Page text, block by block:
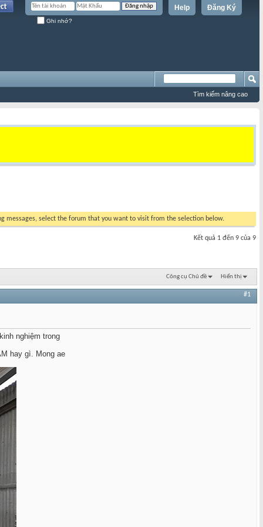
Đăng Ký
Help
Ghi nhớ?
Tìm kiếm nâng cao
messages, select the forum that you want to visit from the selection below.
Kết quả 1 đến 9 của 9
Công cụ Chủ đề Hiển thị
#1
nghiệm trong
hay gì. Mong ae